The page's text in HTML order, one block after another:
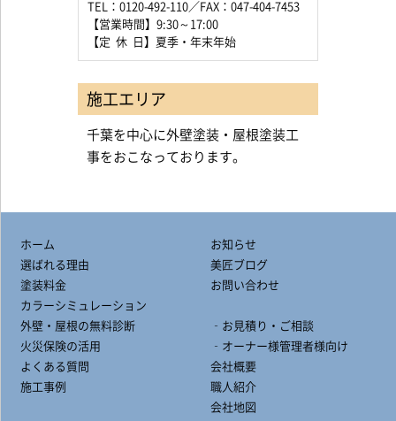
TEL：0120-492-110／FAX：047-404-7453
【営業時間】9:30～17:00
【定 休 日】夏季・年末年始
施工エリア
千葉を中心に外壁塗装・屋根塗装工
事をおこなっております。
ホーム
選ばれる理由
塗装料金
カラーシミュレーション
外壁・屋根の無料診断
火災保険の活用
よくある質問
施工事例
お知らせ
美匠ブログ
お問い合わせ
‐お見積り・ご相談
‐オーナー様管理者様向け
会社概要
職人紹介
会社地図